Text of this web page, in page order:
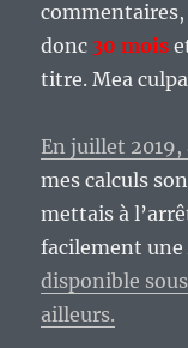
à
ce
commentaires,
donc 30 mois
titre. Mea
En juillet 2019,
mes calculs
mettais à
facilement
disponible
ailleurs.